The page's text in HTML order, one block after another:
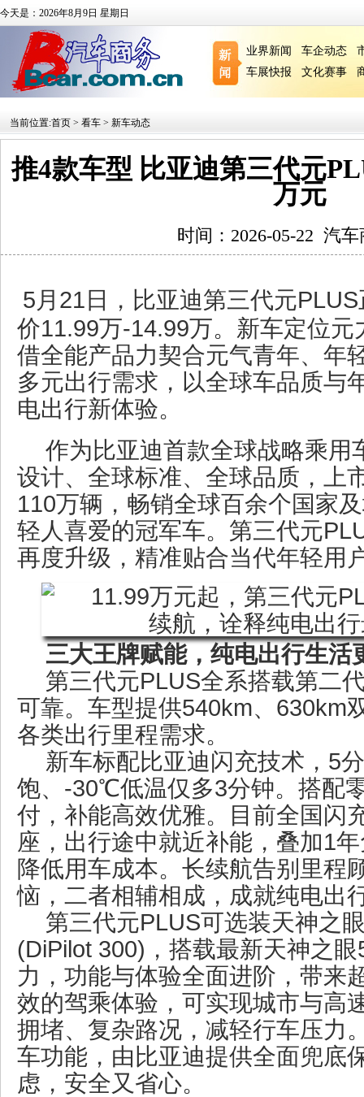
今天是：2026年8月9日 星期日
业界新闻 车企动态
车展快报
文化赛事
当前位置:首页 > 看车 > 新车动态
推4款车型 比亚迪第三代元
万元
时间：2026-05-22 汽车
5月21日，比亚迪第三代元
价11.99万-14.99万。新车定位
借全能产品力契合元气青年、年
多元出行需求，以全球车品质与
电出行新体验。
作为比亚迪首款全球战略乘用
设计、全球标准、全球品质，上
110万辆，畅销全球百余个国家
轻人喜爱的冠军车。第三代元
再度升级，精准贴合当代年轻用
三大王牌赋能，纯电出行生活
第三代元PLUS全系搭载第二
可靠。车型提供540km、630km
各类出行里程需求。
新车标配比亚迪闪充技术，5
饱、-30℃低温仅多3分钟。搭配
付，补能高效优雅。目前全国闪
座，出行途中就近补能，叠加1
降低用车成本。长续航告别里程
恼，二者相辅相成，成就纯电出
第三代元PLUS可选装天神之
(DiPilot 300)，搭载最新天神之
力，功能与体验全面进阶，带来
效的驾乘体验，可实现城市与高
拥堵、复杂路况，减轻行车压力
车功能，由比亚迪提供全面兜底
虑，安全又省心。